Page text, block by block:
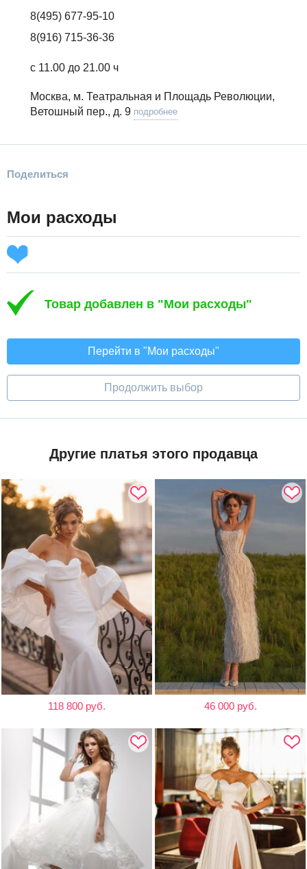
8(495) 677-95-10
8(916) 715-36-36
с 11.00 до 21.00 ч
Москва, м. Театральная и Площадь Революции,
Ветошный пер., д. 9 подробнее
Поделиться
Мои расходы
Товар добавлен в "Мои расходы"
Перейти в "Мои расходы"
Продолжить выбор
Другие платья этого продавца
118 800 руб. 46 000 руб.